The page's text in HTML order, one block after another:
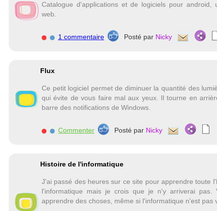
Catalogue d'applications et de logiciels pour android,
web.
1 commentaire Posté par Nicky
Flux
Ce petit logiciel permet de diminuer la quantité des
qui évite de vous faire mal aux yeux. Il tourne en
barre des notifications de Windows.
Commenter Posté par Nicky
Histoire de l'informatique
J'ai passé des heures sur ce site pour apprendre toute
l'informatique mais je crois que je n'y arriverai pas.
apprendre des choses, même si l'informatique n'est pas